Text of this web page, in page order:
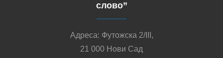
слово”
Адреса: Футожска 2/III,
21 000 Нови Сад